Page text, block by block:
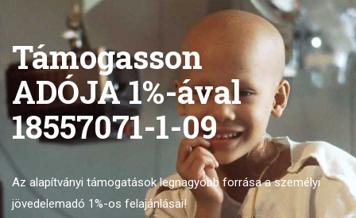
Támogasson
ADÓJA 1%-ával
18557071-1-09
Az alapítványi támogatások legnagyobb forrásaa személyi
jövedelemadó 1%-os felajánlásai!